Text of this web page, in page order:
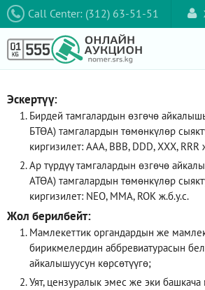
Call Center: (312) 63-51-51
Эскертүү:
Бирдей тамгалардын өзгөчө
БТӨА) тамгалардын төмөнкүлөр
киргизилет: AAA, ВВВ, DDD, XXX, RRR
Ар түрдүү тамгалардын өзгөчө
АТӨА) тамгалардын төмөнкүлөр
киргизилет: NEO, ММА, ROK ж.б.у.с.
Жол берилбейт:
Мамлекеттик органдардын же
бирикмелердин аббревиатурасын
айкалышуусун көрсөтүүгө;
Уят, цензуралык эмес же эки башкача